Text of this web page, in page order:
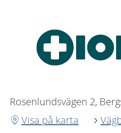
Rosenlundsvägen 2,
Visa på karta